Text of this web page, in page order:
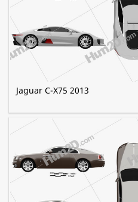
Jaguar C-X75 2013